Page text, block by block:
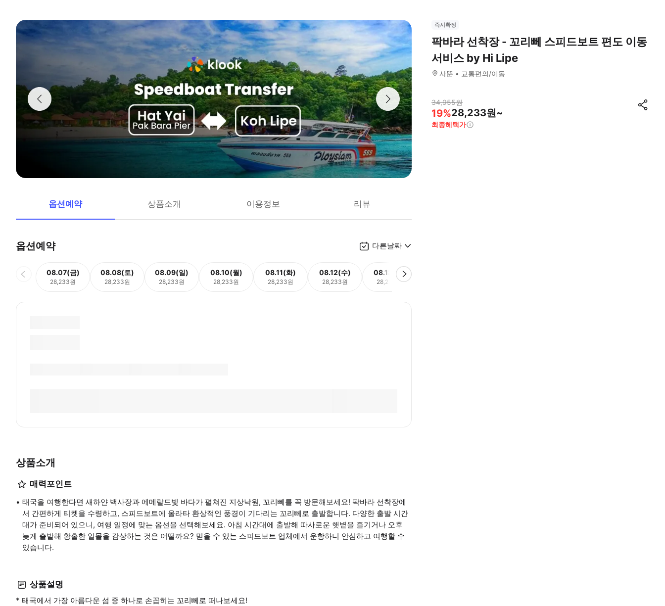
옵션예약 상품소개 이용정보 리뷰
옵션예약 다른날짜
08.07(금)
28,233원
08.08(토)
28,233원
08.09(일)
28,233원
08.10(월)
28,233원
08.11(화)
28,233원
08.12(수)
28,233원
08.13(목)
28,233원
상품소개
매력포인트
태국을 여행한다면 새하얀 백사장과 에메랄드빛 바다가 펼쳐진 지상낙원, 꼬리뻬를 꼭 방문해보세요! 팍바라 선착장에
서 간편하게 티켓을 수령하고, 스피드보트에 올라타 환상적인 풍경이 기다리는 꼬리뻬로 출발합니다. 다양한 출발 시간
대가 준비되어 있으니, 여행 일정에 맞는 옵션을 선택해보세요. 아침 시간대에 출발해 따사로운 햇볕을 즐기거나 오후
늦게 출발해 황홀한 일몰을 감상하는 것은 어떨까요? 믿을 수 있는 스피드보트 업체에서 운항하니 안심하고 여행할 수
있습니다.
상품설명
* 태국에서 가장 아름다운 섬 중 하나로 손꼽히는 꼬리뻬로 떠나보세요!
즉시확정
팍바라 선착장 - 꼬리뻬 스피드보트 편도 이동
서비스 by Hi Lipe
사뚠 교통편의/이동
34,955원
19%28,233원~
최종혜택가